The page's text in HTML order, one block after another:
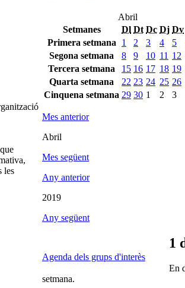
les
Abril
Setmanes
Dl Dt Dc Dj Dv
Primera setmana
1 2 3 4 5
Segona setmana
8 9 10 11 12
Tercera setmana
15 16 17 18 19
Quarta setmana
22 23 24 25 26
Cinquena setmana 29 30 1 2 3
Mes anterior
Abril
Mes següent
Any anterior
2019
Any següent
Agenda dels grups d'interès
1
En
setmana.